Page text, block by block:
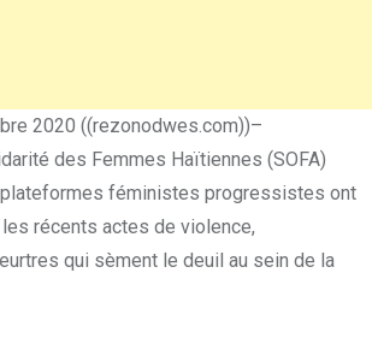
2020 ((rezonodwes.com))–
des Femmes Haïtiennes (SOFA)
plateformes féministes progressistes ont
récents actes de violence,
qui sèment le deuil au sein de la